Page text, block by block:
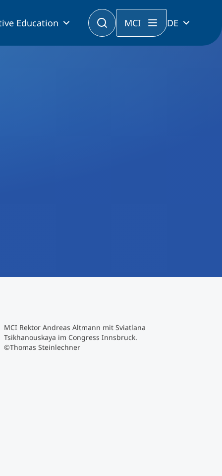
Education MCI DE
MCI Rektor Andreas Altmann mit Sviatlana
Tsikhanouskaya im Congress Innsbruck.
©Thomas Steinlechner